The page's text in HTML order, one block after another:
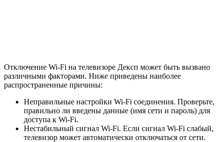
Отключение Wi-Fi на телевизоре Дексп может быть вызвано
различными факторами. Ниже приведены наиболее
распространенные причины:
Неправильные настройки Wi-Fi соединения. Проверьте,
правильно ли введены данные (имя сети и пароль) для
доступа к Wi-Fi.
Нестабильный сигнал Wi-Fi. Если сигнал Wi-Fi слабый,
телевизор может автоматически отключаться от сети.